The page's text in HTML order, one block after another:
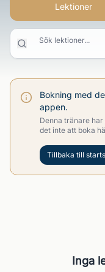
Lektioner
Sök lektioner...
Bokning med
appen.
Denna tränare
det inte att boka
Tillbaka till
Inga